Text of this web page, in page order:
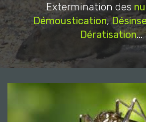
Extermination des
Démoustication,
Dératisation...